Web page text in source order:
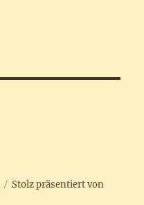
Stolz präsentiert von